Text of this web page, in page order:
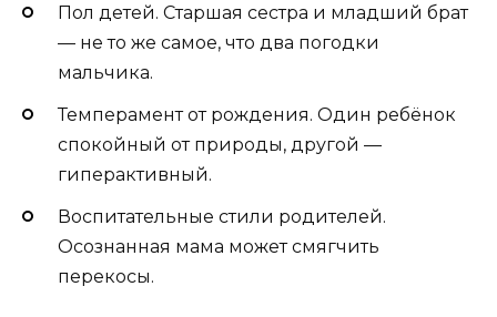
Пол детей. Старшая сестра и младший брат
— не то же самое, что два погодки
мальчика.
Темперамент от рождения. Один ребёнок
спокойный от природы, другой —
гиперактивный.
Воспитательные стили родителей.
Осознанная мама может смягчить
перекосы.